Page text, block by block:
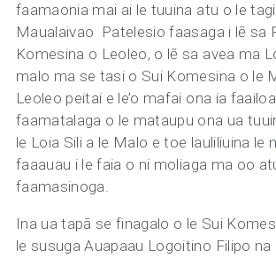
faamaonia mai ai le tuuina atu o le
Maualaivao Patelesio faasaga i lē sa
Komesina o Leoleo, o lē sa avea ma
malo ma se tasi o Sui Komesina o le
Leoleo peitai e le’o mafai ona ia
faamatalaga o le mataupu ona ua
le Loia Sili a le Malo e toe lauliliuina le
faaauau i le faia o ni moliaga ma oo
faamasinoga.
Ina ua tapā se finagalo o le Sui
le susuga Auapaau Logoitino Filipo na